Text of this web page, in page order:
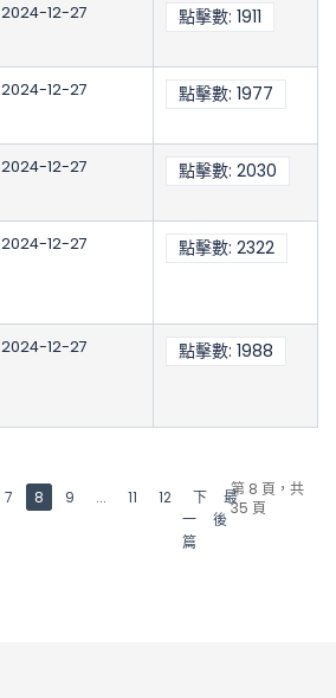
2024-12-27 點擊數: 1911
2024-12-27 點擊數: 1977
2024-12-27 點擊數: 2030
2024-12-27 點擊數: 2322
2024-12-27 點擊數: 1988
第 8 頁，共
35 頁
7 8 9 ... 11 12
下
一
篇
最
後